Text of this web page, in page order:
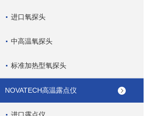
进口氧探头
中高温氧探头
标准加热型氧探头
NOVATECH高温露点仪